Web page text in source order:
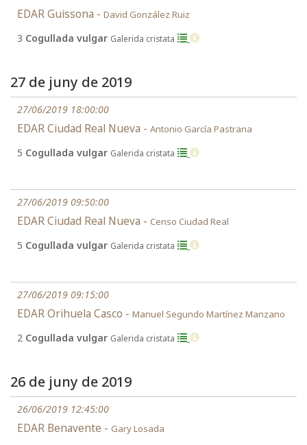
EDAR Guissona - David González Ruiz
3 Cogullada vulgar Galerida cristata
27 de juny de 2019
27/06/2019 18:00:00
EDAR Ciudad Real Nueva - Antonio García Pastrana
5 Cogullada vulgar Galerida cristata
27/06/2019 09:50:00
EDAR Ciudad Real Nueva - Censo Ciudad Real
5 Cogullada vulgar Galerida cristata
27/06/2019 09:15:00
EDAR Orihuela Casco - Manuel Segundo Martínez Manzano
2 Cogullada vulgar Galerida cristata
26 de juny de 2019
26/06/2019 12:45:00
EDAR Benavente - Gary Losada